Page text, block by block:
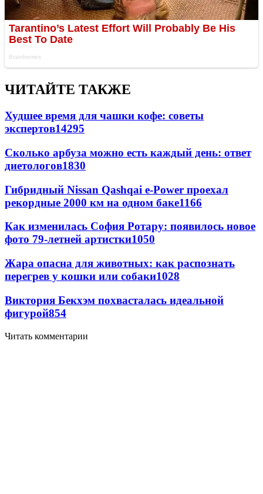
ЧИТАЙТЕ ТАКЖЕ
Худшее время для чашки кофе: советы
экспертов14295
Сколько арбуза можно есть каждый день: ответ
диетологов1830
Гибридный Nissan Qashqai e-Power проехал
рекордные 2000 км на одном баке1166
Как изменилась София Ротару: появилось новое
фото 79-летней артистки1050
Жара опасна для животных: как распознать
перегрев у кошки или собаки1028
Виктория Бекхэм похвасталась идеальной
фигурой854
Читать комментарии